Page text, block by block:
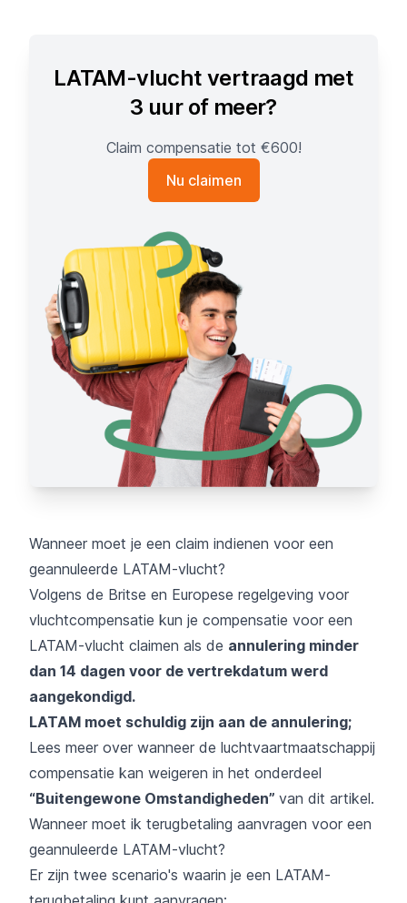
LATAM-vlucht vertraagd met
3 uur of meer?
Claim compensatie tot €600!
Nu claimen
Wanneer moet je een claim indienen voor een
geannuleerde LATAM-vlucht?
Volgens de Britse en Europese regelgeving voor
vluchtcompensatie kun je compensatie voor een
LATAM-vlucht claimen als de annulering minder
dan 14 dagen voor de vertrekdatum werd
aangekondigd.
LATAM moet schuldig zijn aan de annulering;
Lees meer over wanneer de luchtvaartmaatschappij
compensatie kan weigeren in het onderdeel
“Buitengewone Omstandigheden” van dit artikel.
Wanneer moet ik terugbetaling aanvragen voor een
geannuleerde LATAM-vlucht?
Er zijn twee scenario's waarin je een LATAM-